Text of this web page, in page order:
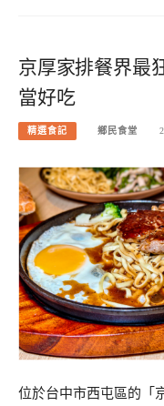
京厚家排餐界最
當好吃
精選食記 鄉民食堂
位於台中市西屯區的「